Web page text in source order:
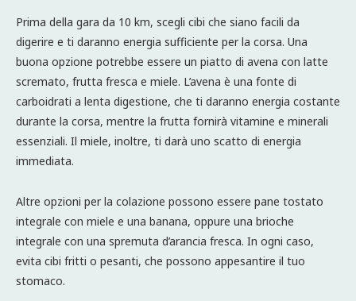
Prima della gara da 10 km, scegli cibi che siano facili da
digerire e ti daranno energia sufficiente per la corsa. Una
buona opzione potrebbe essere un piatto di avena con latte
scremato, frutta fresca e miele. L’avena è una fonte di
carboidrati a lenta digestione, che ti daranno energia costante
durante la corsa, mentre la frutta fornirà vitamine e minerali
essenziali. Il miele, inoltre, ti darà uno scatto di energia
immediata.
Altre opzioni per la colazione possono essere pane tostato
integrale con miele e una banana, oppure una brioche
integrale con una spremuta d’arancia fresca. In ogni caso,
evita cibi fritti o pesanti, che possono appesantire il tuo
stomaco.